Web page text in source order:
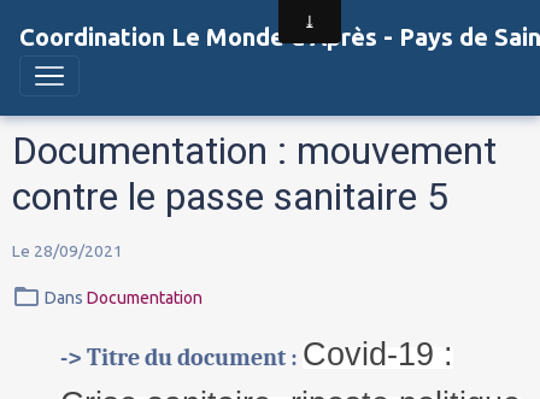
Coordination Le Monde d'Après - Pays de
Documentation : mouvement
contre le passe sanitaire 5
Le 28/09/2021
Dans Documentation
-> Titre du document : Covid-19 :